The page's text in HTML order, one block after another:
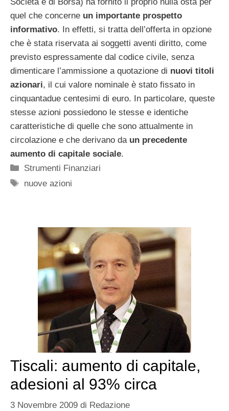
quel che concerne un importante prospetto
informativo. In effetti, si tratta dell’offerta in opzione
che è stata riservata ai soggetti aventi diritto, come
previsto espressamente dal codice civile, senza
dimenticare l’ammissione a quotazione di nuovi titoli
azionari, il cui valore nominale è stato fissato in
cinquantadue centesimi di euro. In particolare, queste
stesse azioni possiedono le stesse e identiche
caratteristiche di quelle che sono attualmente in
circolazione e che derivano da un precedente
aumento di capitale sociale.
Categorie
Strumenti Finanziari
Tag
nuove azioni
Tiscali: aumento di capitale,
adesioni al 93% circa
3 Novembre 2009 di Redazione